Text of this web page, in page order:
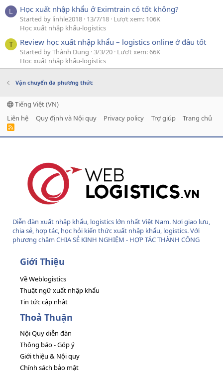
L Học xuất nhập khẩu ở Eximtrain có tốt không?
Started by linhle2018 13/7/18 Lượt xem: 106K
Học xuất nhập khẩu-logistics
T Review học xuất nhập khẩu – logistics online ở đâu tốt
Started by Thành Dung 3/3/20 Lượt xem: 66K
Học xuất nhập khẩu-logistics
Vận chuyển đa phương thức
Tiếng Việt (VN)
Liên hệ
Quy định và Nội quy Privacy policy Trợ giúp Trang chủ
R
Diễn đàn xuất nhập khẩu, logistics lớn nhất Việt Nam. Nơi giao lưu,
chia sẻ, hợp tác, học hỏi kiến thức xuất nhập khẩu, logistics. Với
phương châm CHIA SẺ KINH NGHIỆM - HỢP TÁC THÀNH CÔNG
Giới Thiệu
Về Weblogistics
Thuật ngữ xuất nhập khẩu
Tin tức cập nhật
Thoả Thuận
Nội Quy diễn đàn
Thông báo - Góp ý
Giới thiệu & Nội quy
Chính sách bảo mật